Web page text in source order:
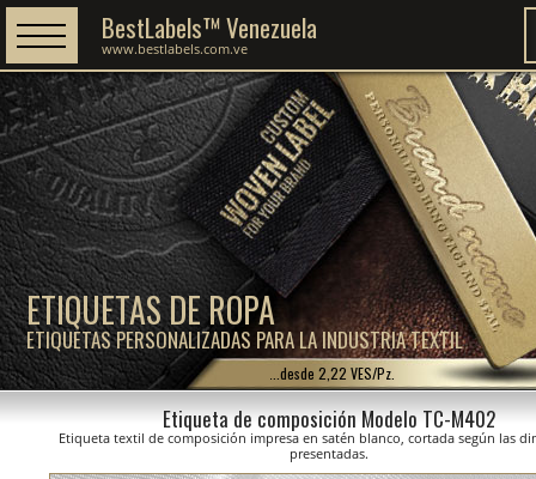
ETIQUETAS DE ROPA
ETIQUETAS PERSONALIZADAS PARA LA INDUSTRIA TEXTIL
BestLabels™ Venezuela
www.bestlabels.com.ve
...desde 2,22 VES/Pz.
Etiqueta de composición Modelo TC-M402
Etiqueta textil de composición impresa en satén blanco, cortada según las
presentadas.